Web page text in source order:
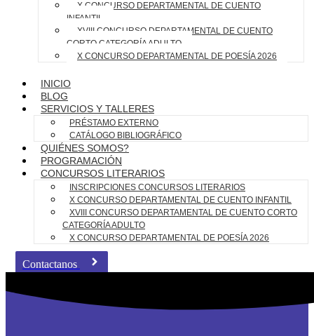
X CONCURSO DEPARTAMENTAL DE CUENTO
INFANTIL
XVIII CONCURSO DEPARTAMENTAL DE CUENTO
CORTO CATEGORÍA ADULTO
X CONCURSO DEPARTAMENTAL DE POESÍA 2026
INICIO
BLOG
SERVICIOS Y TALLERES
PRÉSTAMO EXTERNO
CATÁLOGO BIBLIOGRÁFICO
QUIÉNES SOMOS?
PROGRAMACIÓN
CONCURSOS LITERARIOS
INSCRIPCIONES CONCURSOS LITERARIOS
X CONCURSO DEPARTAMENTAL DE CUENTO INFANTIL
XVIII CONCURSO DEPARTAMENTAL DE CUENTO CORTO
CATEGORÍA ADULTO
X CONCURSO DEPARTAMENTAL DE POESÍA 2026
Contactanos